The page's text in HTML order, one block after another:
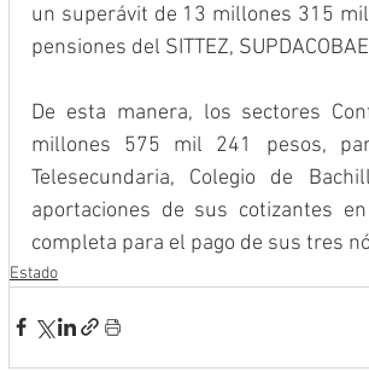
un superávit de 13 millones 315
pensiones del SITTEZ,
De esta manera, los sectores
millones 575 mil 241 pesos,
Telesecundaria, Colegio de
aportaciones de sus cotizantes
completa para el pago de sus tres
Estado